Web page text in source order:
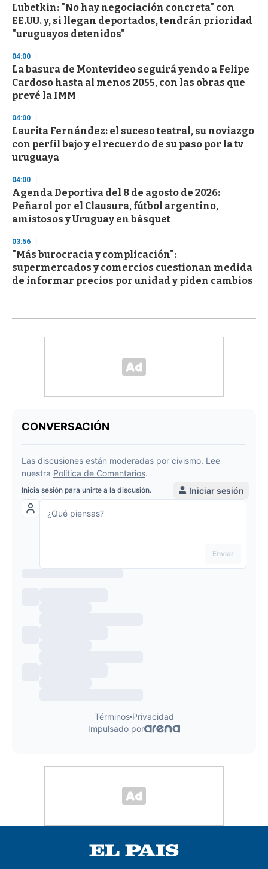
Lubetkin: "No hay negociación concreta" con
EE.UU. y, si llegan deportados, tendrán prioridad
"uruguayos detenidos"
04:00
La basura de Montevideo seguirá yendo a Felipe
Cardoso hasta al menos 2055, con las obras que
prevé la IMM
04:00
Laurita Fernández: el suceso teatral, su noviazgo
con perfil bajo y el recuerdo de su paso por la tv
uruguaya
04:00
Agenda Deportiva del 8 de agosto de 2026:
Peñarol por el Clausura, fútbol argentino,
amistosos y Uruguay en básquet
03:56
"Más burocracia y complicación":
supermercados y comercios cuestionan medida
de informar precios por unidad y piden cambios